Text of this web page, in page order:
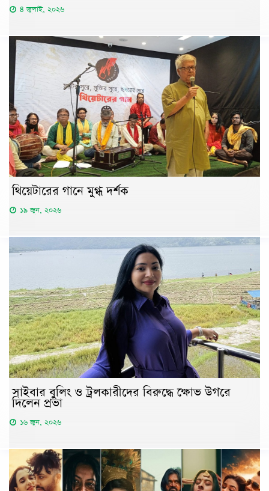
৪ জুলাই, ২০২৬
থিয়েটারের গানে মুগ্ধ দর্শক
১৯ জুন, ২০২৬
সাইবার বুলিং ও ট্রলকারীদের বিরুদ্ধে ক্ষোভ উগরে
দিলেন প্রভা
১৬ জুন, ২০২৬